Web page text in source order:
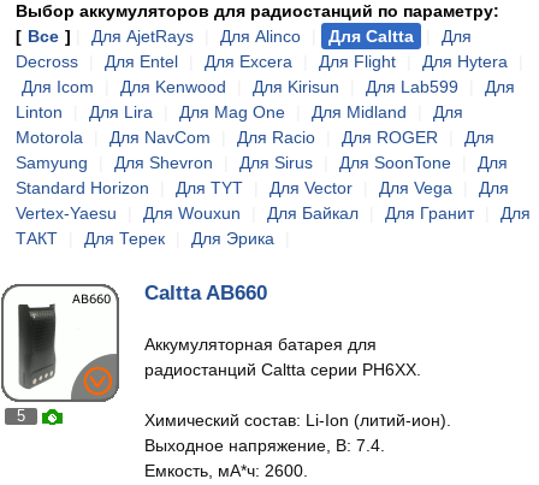
Выбор аккумуляторов для радиостанций по параметру:
[ Все ] Для AjetRays Для Alinco Для Caltta
Для
Decross
Для Entel Для Excera Для Flight Для Hytera
Для Icom
Для Kenwood Для Kirisun Для Lab599
Для
Linton
Для Lira Для Mag One Для Midland
Для
Motorola
Для NavCom Для Racio Для ROGER
Для
Samyung
Для Shevron Для Sirus Для SoonTone
Для
Standard Horizon
Для TYT Для Vector Для Vega
Для
Vertex-Yaesu
Для Wouxun Для Байкал Для Гранит
Для
ТАКТ
Для Терек Для Эрика
5
Caltta AB660
Аккумуляторная батарея для
радиостанций Caltta серии PH6XX.
Химический состав: Li-Ion (литий-ион).
Выходное напряжение, В: 7.4.
Емкость, мА*ч: 2600.